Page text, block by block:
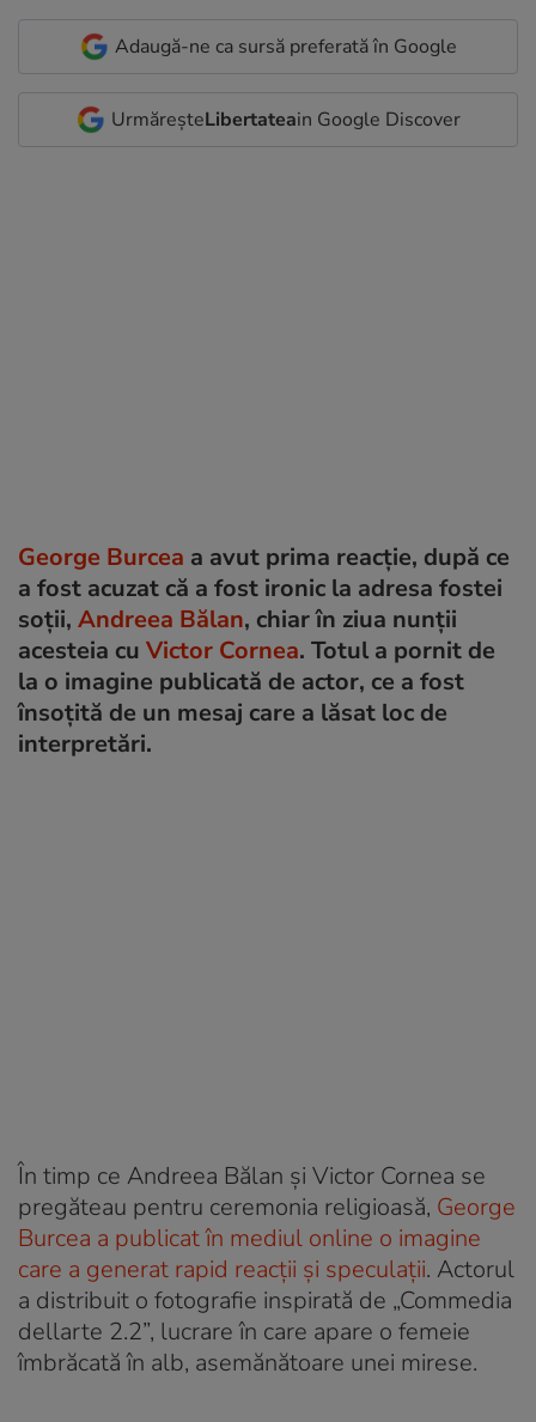
Adaugă-ne ca sursă preferată în Google
UrmăreșteLibertateain Google Discover
George Burcea a avut prima reacție, după ce
a fost acuzat că a fost ironic la adresa fostei
soții, Andreea Bălan, chiar în ziua nunții
acesteia cu Victor Cornea. Totul a pornit de
la o imagine publicată de actor, ce a fost
însoțită de un mesaj care a lăsat loc de
interpretări.
În timp ce Andreea Bălan și Victor Cornea se
pregăteau pentru ceremonia religioasă, George
Burcea a publicat în mediul online o imagine
care a generat rapid reacții și speculații. Actorul
a distribuit o fotografie inspirată de „Commedia
dellarte 2.2”, lucrare în care apare o femeie
îmbrăcată în alb, asemănătoare unei mirese.